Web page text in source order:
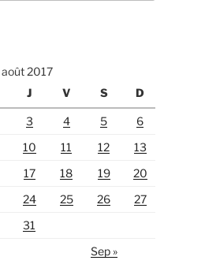
août 2017
J V S D
3 4 5
6
10 11 12
13
17 18 19
20
24 25 26
27
31
Sep »